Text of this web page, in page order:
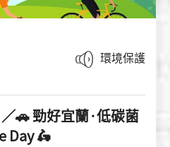
環境保護
🚗 勁好宜蘭·低碳菌
Day 🛵